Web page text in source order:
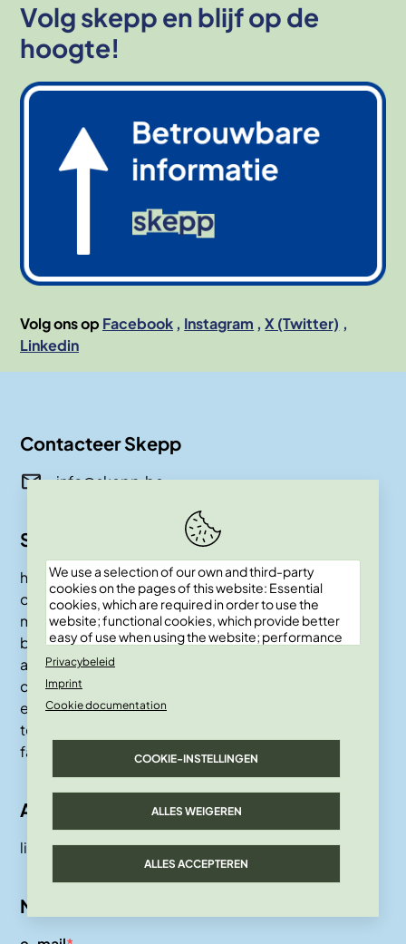
We use a selection of our own and third-party
cookies on the pages of this website: Essential
cookies, which are required in order to use the
website; functional cookies, which provide better
easy of use when using the website; performance
data on website use and statistics; and marketing
cookies, which are used to display relevant
content and advertising. If you choose "ACCEPT
revoke your consent for the future at any time
under "Settings".
Privacybeleid
Imprint
Cookie documentation
COOKIE-INSTELLINGEN
ALLES WEIGEREN
ALLES ACCEPTEREN
Volg skepp en blijf op de
hoogte!
Afbeelding
Volg ons op Facebook Instagram
X (Twitter)
Linkedin
Contacteer Skepp
info@skepp.be
Sitemap
homepagina
over skepp
magazine
boeken
awards
contact
events
team
faq
Account
lid worden
Nieuwsbrief